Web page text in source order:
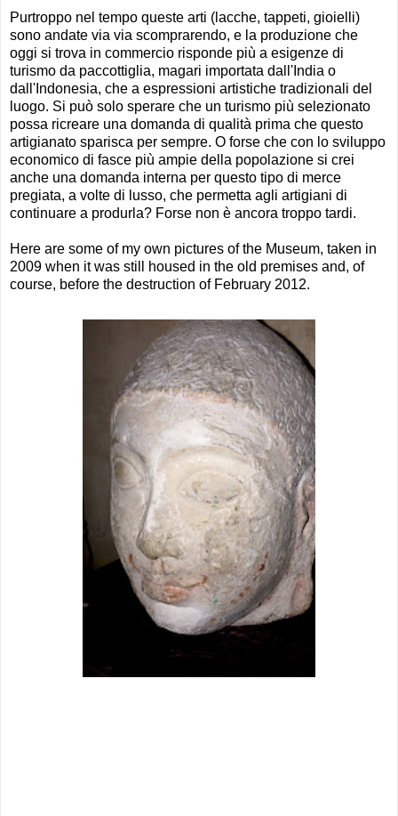
Purtroppo nel tempo queste arti (lacche, tappeti, gioielli)
sono andate via via scomprarendo, e la produzione che
oggi si trova in commercio risponde più a esigenze di
turismo da paccottiglia, magari importata dall'India o
dall'Indonesia, che a espressioni artistiche tradizionali del
luogo. Si può solo sperare che un turismo più selezionato
possa ricreare una domanda di qualità prima che questo
artigianato sparisca per sempre. O forse che con lo sviluppo
economico di fasce più ampie della popolazione si crei
anche una domanda interna per questo tipo di merce
pregiata, a volte di lusso, che permetta agli artigiani di
continuare a produrla? Forse non è ancora troppo tardi.
Here are some of my own pictures of the Museum, taken in
2009 when it was still housed in the old premises and, of
course, before the destruction of February 2012.